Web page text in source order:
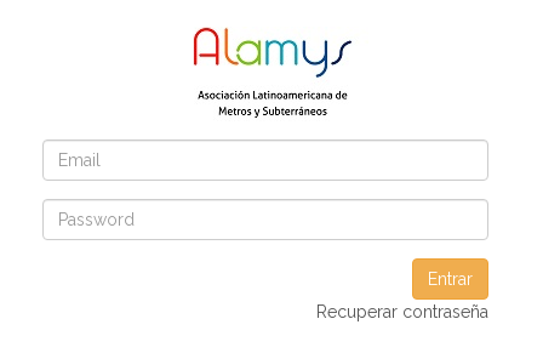
Entrar
Recuperar contraseña